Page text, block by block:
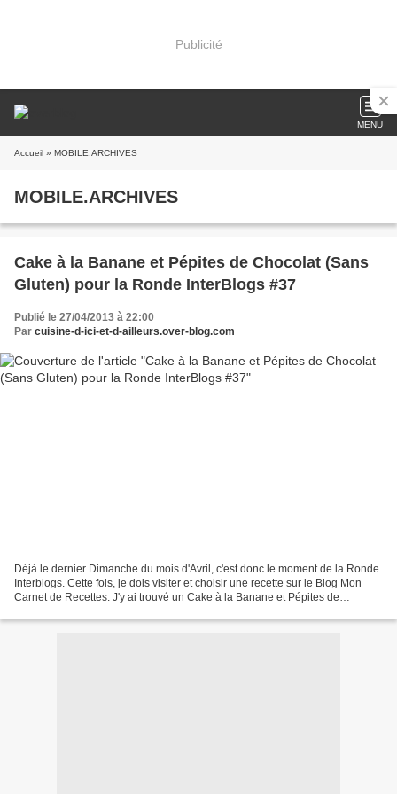
Publicité
MENU
Accueil » MOBILE.ARCHIVES
MOBILE.ARCHIVES
Cake à la Banane et Pépites de Chocolat (Sans
Gluten) pour la Ronde InterBlogs #37
Publié le 27/04/2013 à 22:00
Par cuisine-d-ici-et-d-ailleurs.over-blog.com
Déjà le dernier Dimanche du mois d'Avril, c'est donc le moment de la Ronde
Interblogs. Cette fois, je dois visiter et choisir une recette sur le Blog Mon
Carnet de Recettes. J'y ai trouvé un Cake à la Banane et Pépites de